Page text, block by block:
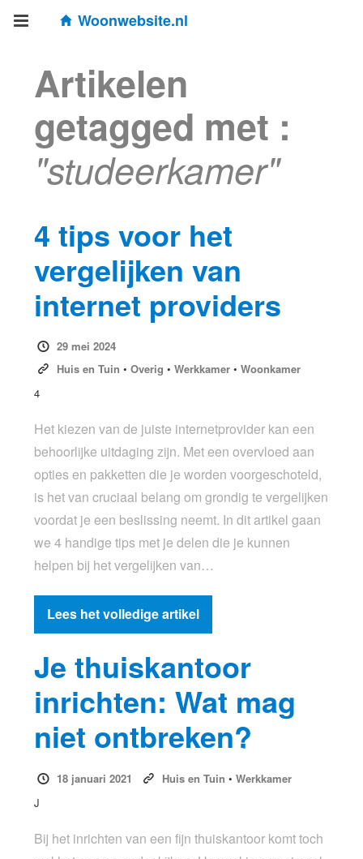
Woonwebsite.nl
Artikelen
getagged met :
"studeerkamer"
4 tips voor het
vergelijken van
internet providers
29 mei 2024
Huis en Tuin • Overig • Werkkamer• Woonkamer
4
Het kiezen van de juiste internetprovider kan een
behoorlijke uitdaging zijn. Met een overvloed aan
opties en pakketten die je worden voorgeschoteld,
is het van cruciaal belang om grondig te vergelijken
voordat je een beslissing neemt. In dit artikel gaan
we 4 handige tips met je delen die je kunnen
helpen bij het vergelijken van…
Lees het volledige artikel
Je thuiskantoor
inrichten: Wat mag
niet ontbreken?
18 januari 2021 Huis en Tuin •Werkkamer
J
Bij het inrichten van een fijn thuiskantoor komt toch